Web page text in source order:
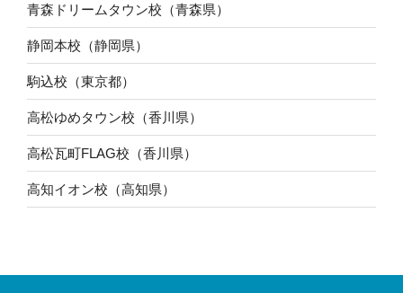
青森ドリームタウン校（青森県）
静岡本校（静岡県）
駒込校（東京都）
高松ゆめタウン校（香川県）
高松瓦町FLAG校（香川県）
高知イオン校（高知県）